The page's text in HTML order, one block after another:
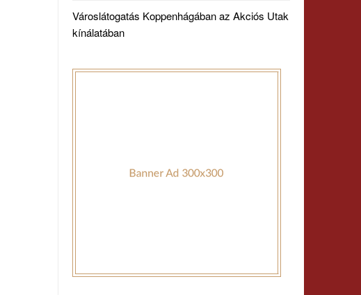
Városlátogatás Koppenhágában az Akciós Utak
kínálatában